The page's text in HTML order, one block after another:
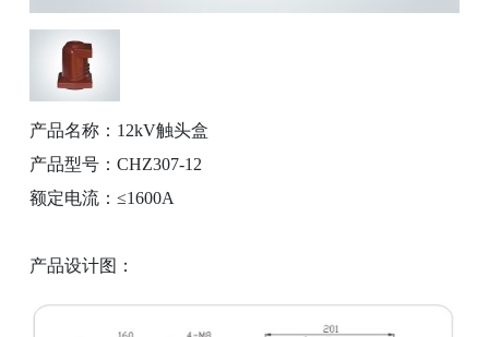
产品名称：12kV触头盒
产品型号：CHZ307-12
额定电流：≤1600A
产品设计图：